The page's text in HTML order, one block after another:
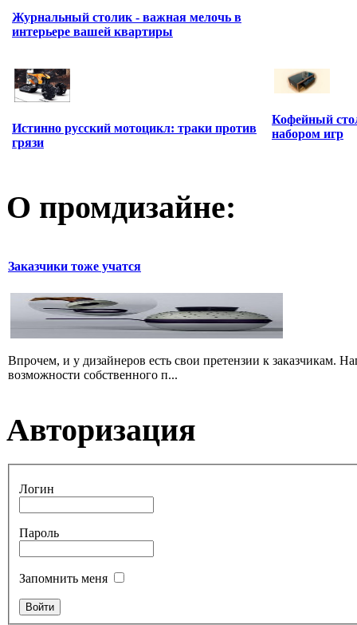
Журнальный столик - важная мелочь в
интерьере вашей квартиры
Истинно русский мотоцикл: траки против
грязи
Кофейный
набором игр
О промдизайне:
Заказчики тоже учатся
Впрочем, и у дизайнеров есть свои претензии к заказчикам.
возможности собственного п...
Авторизация
Логин
Пароль
Запомнить меня